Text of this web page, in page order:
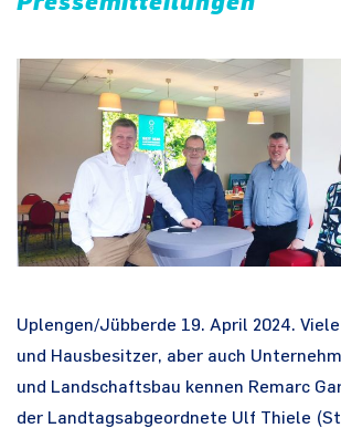
Uplengen/Jübberde 19. April 2024.
und Hausbesitzer, aber auch
und Landschaftsbau kennen Remarc
der Landtagsabgeordnete Ulf Thiele